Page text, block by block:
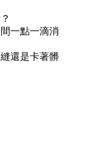
一點一滴消
還是卡著髒